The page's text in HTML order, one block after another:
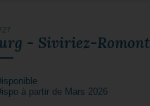
- Siviriez-Romont
à partir de Mars 2026